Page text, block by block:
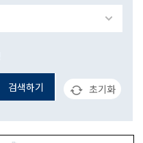
검색하기 초기화